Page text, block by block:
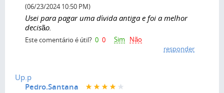
(06/23/2024 10:50 PM)
Usei para pagar uma dívida antiga e foi a melhor
decisão.
Este comentário é útil? 0 0 Sim
Não
responder
Up.p
Pedro.Santana